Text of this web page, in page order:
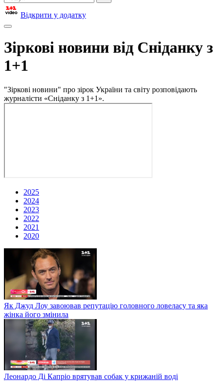
Відкрити у додатку
Зіркові новини від Сніданку з
1+1
"Зіркові новини" про зірок України та світу розповідають
журналісти «Сніданку з 1+1».
2025
2024
2023
2022
2021
2020
Як Джуд Лоу завоював репутацію головного ловеласу та яка
жінка його змінила
Леонардо Ді Капріо врятував собак у крижаній воді